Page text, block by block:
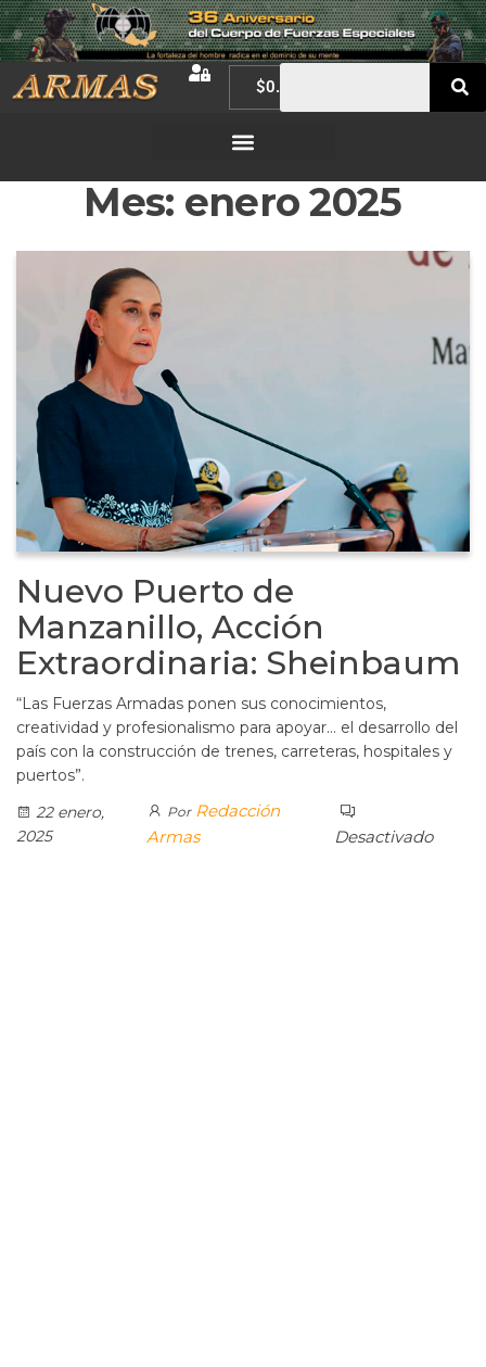
$0.00
Mes: enero 2025
Nuevo Puerto de
Manzanillo, Acción
Extraordinaria: Sheinbaum
“Las Fuerzas Armadas ponen sus conocimientos,
creatividad y profesionalismo para apoyar… el desarrollo del
país con la construcción de trenes, carreteras, hospitales y
puertos”.
22 enero,
2025
Por Redacción
Armas
Desactivado